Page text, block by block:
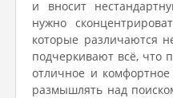
и вносит
нужно
которые различаются
подчеркивают всё, что
отличное и
размышлять над